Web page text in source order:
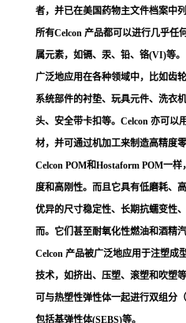
者，并已在美国药物主文件档案中
所有Celcon 产品都可以进行几乎任
属元素，如镉、汞、铅、铬(VI)等
广泛地应用在各种领域中，比如齿
系统部件的衬垫、玩具元件、洗衣
头、安全带卡扣等。Celcon 亦可以
材，并可通过机加工来制造高精度零
Celcon POM和Hostaform POM一
度和高刚性。而且它具有低磨耗、
优异的尺寸稳定性、长期抗蠕变性
而。它们甚至耐氧化性燃油和酒精汽
Celcon 产品被广泛地应用于注塑成
技术，如挤出、压塑、滚塑和吹塑
可与热塑性弹性体一起进行双组分
包括基弹性体(SEBS)等。